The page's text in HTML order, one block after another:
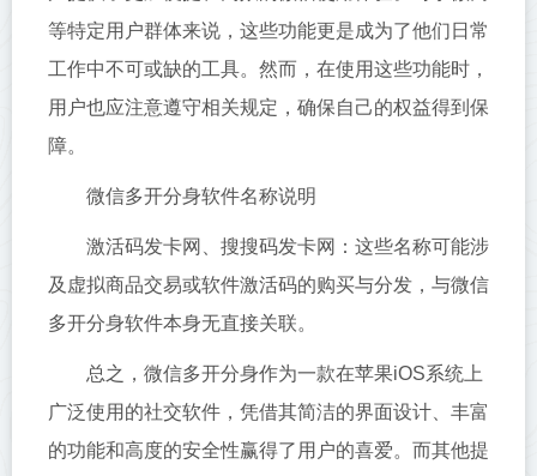
等特定用户群体来说，这些功能更是成为了他们日常
工作中不可或缺的工具。然而，在使用这些功能时，
用户也应注意遵守相关规定，确保自己的权益得到保
障。
微信多开分身软件名称说明
激活码发卡网、搜搜码发卡网：这些名称可能涉
及虚拟商品交易或软件激活码的购买与分发，与微信
多开分身软件本身无直接关联。
总之，微信多开分身作为一款在苹果iOS系统上
广泛使用的社交软件，凭借其简洁的界面设计、丰富
的功能和高度的安全性赢得了用户的喜爱。而其他提